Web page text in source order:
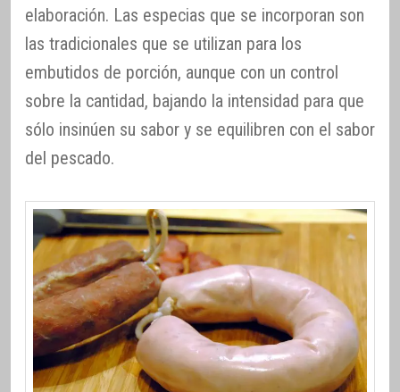
elaboración. Las especias que se incorporan son
las tradicionales que se utilizan para los
embutidos de porción, aunque con un control
sobre la cantidad, bajando la intensidad para que
sólo insinúen su sabor y se equilibren con el sabor
del pescado.